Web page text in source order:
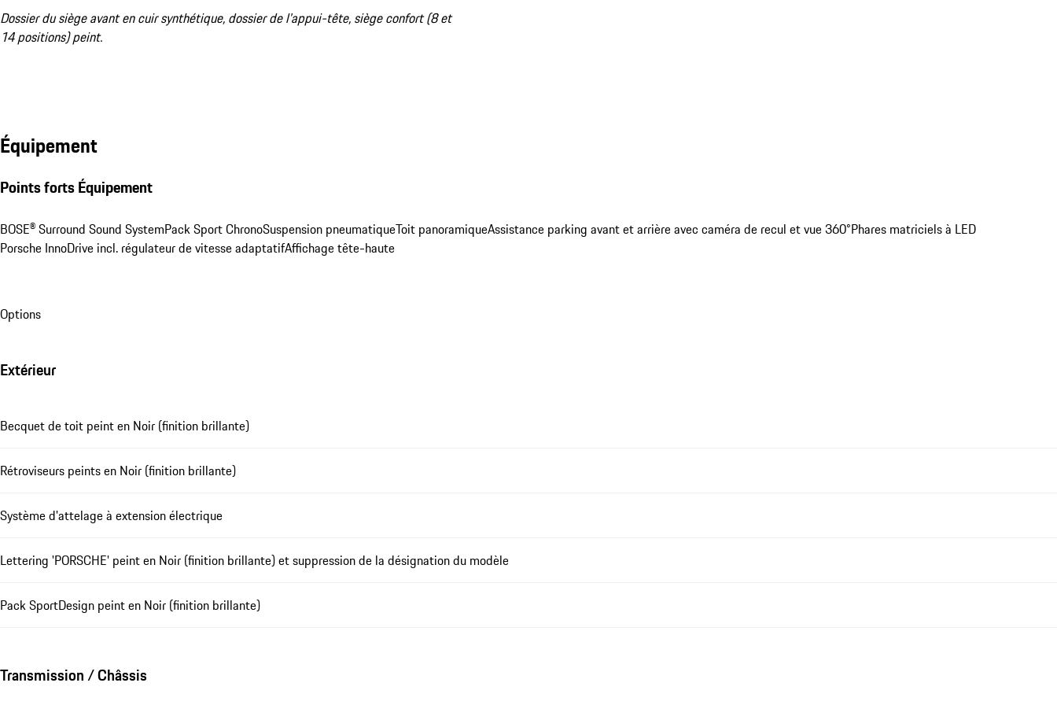
Dossier du siège avant en cuir synthétique, dossier de l'appui-tête, siège confort (8 et
14 positions) peint.
Équipement
Points forts Équipement
BOSE® Surround Sound SystemPack Sport ChronoSuspension pneumatiqueToit panoramiqueAssistance parking avant et arrière avec caméra de recul et vue 360°Phares matriciels à LED
Porsche InnoDrive incl. régulateur de vitesse adaptatifAffichage tête-haute
Options
Extérieur
Becquet de toit peint en Noir (finition brillante)
Rétroviseurs peints en Noir (finition brillante)
Système d'attelage à extension électrique
Lettering 'PORSCHE' peint en Noir (finition brillante) et suppression de la désignation du modèle
Pack SportDesign peint en Noir (finition brillante)
Transmission / Châssis